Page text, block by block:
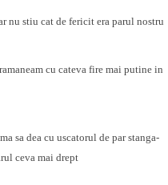
nu stiu cat de fericit era parul nostru
cu cateva fire mai putine in
sa dea cu uscatorul de par stanga-
ceva mai drept